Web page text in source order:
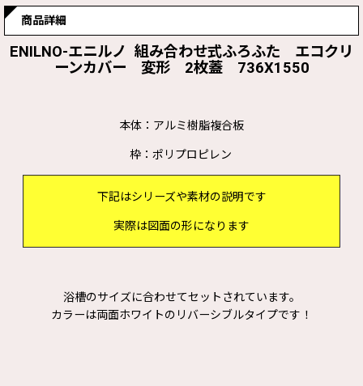
商品詳細
ENILNO-エニルノ 組み合わせ式ふろふた エコクリ
ーンカバー 変形 2枚蓋 736X1550
本体：アルミ樹脂複合板
枠：ポリプロピレン
下記はシリーズや素材の説明です
実際は図面の形になります
浴槽のサイズに合わせてセットされています。
カラーは両面ホワイトのリバーシブルタイプです！